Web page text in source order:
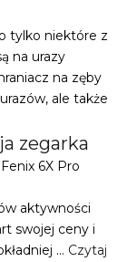
tylko niektóre z
na urazy
na zęby
ale także
zegarka
6X Pro
aktywności
swojej ceny i
… Czytaj